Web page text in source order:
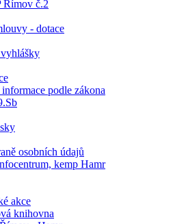
Římov č.2
- dotace
podle zákona
osobních údajů
kemp Hamr
akce
knihovna